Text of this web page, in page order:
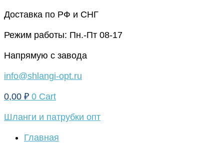
Перейти
содержимому
Доставка по РФ и СНГ
Режим работы: Пн.-Пт 08-17
Напрямую с завода
info@shlangi-opt.ru
0,00 ₽ 0 Cart
Шланги и патрубки опт
Главная